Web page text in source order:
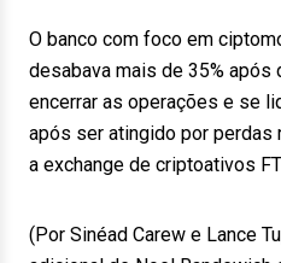
O banco com foco em
desabava mais de 35% após
encerrar as operações e se
após ser atingido por perdas
a exchange de criptoativos
(Por Sinéad Carew e Lance